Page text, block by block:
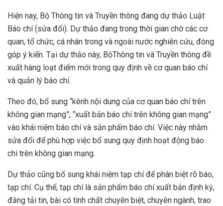
Hiện nay, Bộ Thông tin và Truyền thông đang dự thảo Luật
Báo chí (sửa đổi). Dự thảo đang trong thời gian chờ các cơ
quan, tổ chức, cá nhân trong và ngoài nước nghiên cứu, đóng
góp ý kiến. Tại dự thảo này, BộThông tin và Truyền thông đề
xuất hàng loạt điểm mới trong quy định về cơ quan báo chí
và quản lý báo chí.
Theo đó, bổ sung “kênh nội dung của cơ quan báo chí trên
không gian mạng”, “xuất bản báo chí trên không gian mạng”
vào khái niệm báo chí và sản phẩm báo chí. Việc này nhằm
sửa đổi để phù hợp việc bổ sung quy định hoạt động báo
chí trên không gian mạng.
Dự thảo cũng bổ sung khái niệm tạp chí để phân biệt rõ báo,
tạp chí. Cụ thể, tạp chí là sản phẩm báo chí xuất bản định kỳ,
đăng tải tin, bài có tính chất chuyên biệt, chuyên ngành, trao